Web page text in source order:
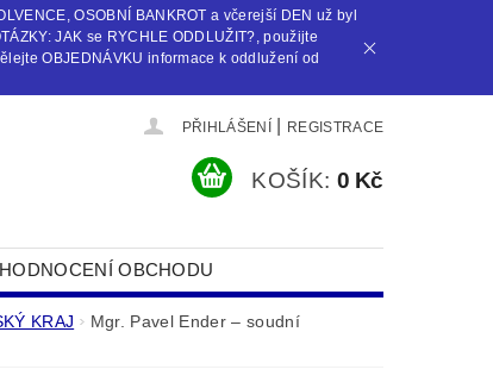
OSOBNÍ BANKROT a včerejší DEN už byl
JAK se RYCHLE ODDLUŽIT?, použijte
OBJEDNÁVKU informace k oddlužení od
PŘIHLÁŠENÍ REGISTRACE
KOŠÍK: 0 Kč
HODNOCENÍ OBCHODU
KRAJ
Mgr. Pavel Ender – soudní